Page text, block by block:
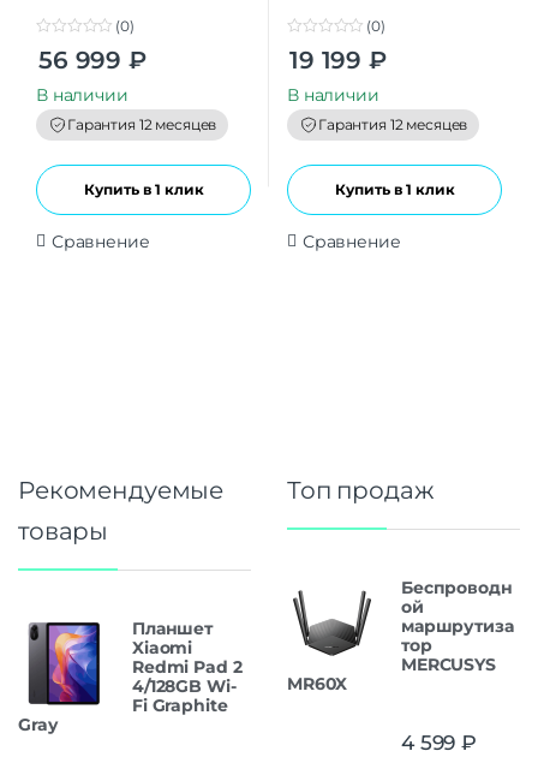
o
t
o
f
5
(0)
56 999 ₽
В наличии
Гарантия 12 месяцев
Купить в 1 клик
Сравнение
t
o
f
5
(0)
19 199 ₽
В наличии
Гарантия 12 месяцев
Купить в 1 клик
Сравнение
Рекомендуемые
товары
Планшет
Xiaomi
Redmi Pad 2
4/128GB Wi-
Fi Graphite
Gray
Топ продаж
Беспроводн
ой
маршрутиза
тор
MERCUSYS
MR60X
4 599 ₽